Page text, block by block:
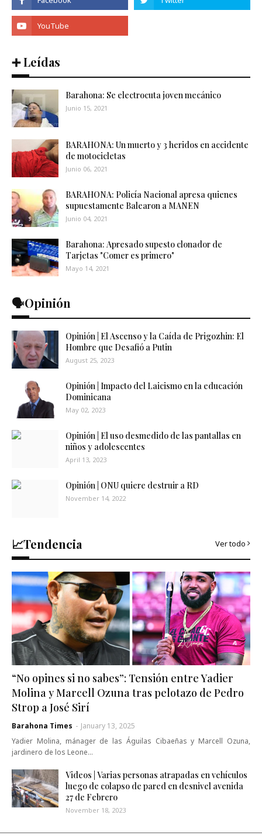
➕ Leídas
Barahona: Se electrocuta joven mecánico
Junio 15, 2021
BARAHONA: Un muerto y 3 heridos en accidente
de motocicletas
Junio 06, 2021
BARAHONA: Policía Nacional apresa quienes
supuestamente Balearon a MANEN
Junio 04, 2021
Barahona: Apresado supesto clonador de
Tarjetas "Comer es primero"
Mayo 14, 2021
🗣️Opinión
Opinión | El Ascenso y la Caída de Prigozhin: El
Hombre que Desafió a Putin
August 25, 2023
Opinión | Impacto del Laicismo en la educación
Dominicana
May 02, 2023
Opinión | El uso desmedido de las pantallas en
niños y adolescentes
April 13, 2023
Opinión | ONU quiere destruir a RD
November 14, 2022
📈Tendencia Ver todo
“No opines si no sabes”: Tensión entre Yadier
Molina y Marcell Ozuna tras pelotazo de Pedro
Strop a José Sirí
Barahona Times - January 13, 2025
Yadier Molina, mánager de las Águilas Cibaeñas y Marcell Ozuna,
jardinero de los Leone…
Videos | Varias personas atrapadas en vehículos
luego de colapso de pared en desnivel avenida
27 de Febrero
November 18, 2023